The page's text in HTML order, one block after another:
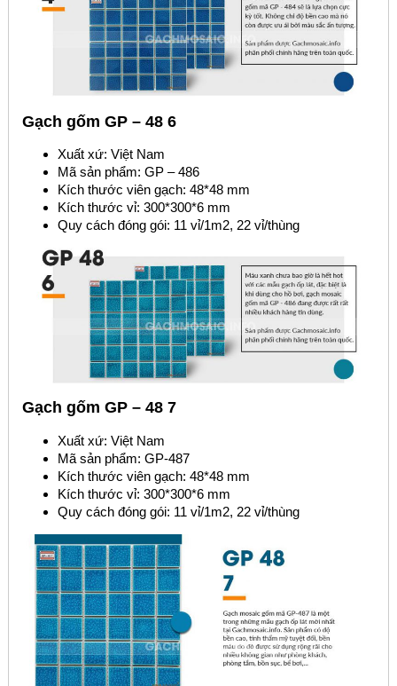
Gạch gốm GP – 48 6
Xuất xứ: Việt Nam
Mã sản phẩm: GP – 486
Kích thước viên gạch: 48*48 mm
Kích thước vỉ: 300*300*6 mm
Quy cách đóng gói: 11 vỉ/1m2, 22 vỉ/thùng
Gạch gốm GP – 48 7
Xuất xứ: Việt Nam
Mã sản phẩm: GP-487
Kích thước viên gạch: 48*48 mm
Kích thước vỉ: 300*300*6 mm
Quy cách đóng gói: 11 vỉ/1m2, 22 vỉ/thùng